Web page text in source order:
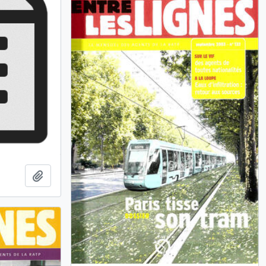
Ajouter au presse-papier